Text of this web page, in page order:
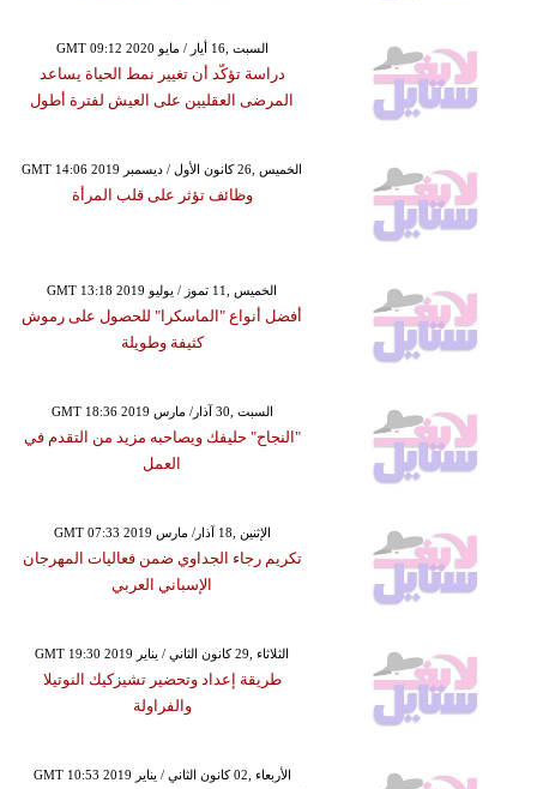
GMT 09:12 2020 السبت ,16 أيار / مايو
دراسة تؤكّد أن تغيير نمط الحياة يساعد
المرضى العقليين على العيش لفترة أطول
GMT 14:06 2019 الخميس ,26 كانون الأول / ديسمبر
وظائف تؤثر على قلب المرأة
GMT 13:18 2019 الخميس ,11 تموز / يوليو
أفضل أنواع "الماسكرا" للحصول على رموش
كثيفة وطويلة
GMT 18:36 2019 السبت ,30 آذار/ مارس
"النجاح" حليفك ويصاحبه مزيد من التقدم في
العمل
GMT 07:33 2019 الإثنين ,18 آذار/ مارس
تكريم رجاء الجداوي ضمن فعاليات المهرجان
الإسباني العربي
GMT 19:30 2019 الثلاثاء ,29 كانون الثاني / يناير
طريقة إعداد وتحضير تشيزكيك النوتيلا
والفراولة
GMT 10:53 2019 الأربعاء ,02 كانون الثاني / يناير